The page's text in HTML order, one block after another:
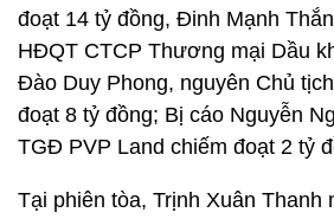
đoạt 14 tỷ đồng, Đinh Mạnh
HĐQT CTCP Thương mại Dầu
Đào Duy Phong, nguyên Chủ
đoạt 8 tỷ đồng; Bị cáo Nguyễn
TGĐ PVP Land chiếm đoạt 2 tỷ
Tại phiên tòa, Trịnh Xuân Thanh